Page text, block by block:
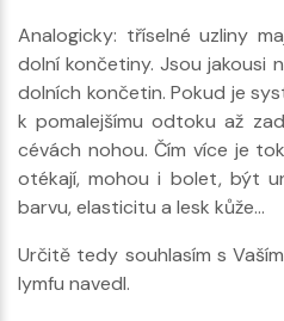
Analogicky: tříselné uzliny
dolní končetiny. Jsou jakousi
dolních končetin. Pokud je
k pomalejšímu odtoku až
cévách nohou. Čím více je
otékají, mohou i bolet, být
barvu, elasticitu a lesk kůže...
Určitě tedy souhlasím s
lymfu navedl.